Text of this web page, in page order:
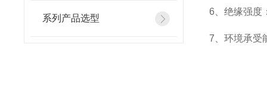
系列产品选型
6 、绝缘强
7 、环境承